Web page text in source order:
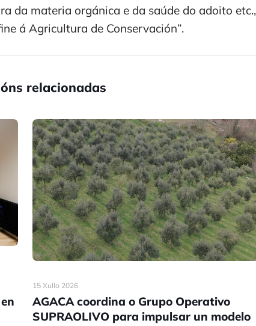
da materia orgánica e da saúde do adoito etc.,
á Agricultura de Conservación”.
relacionadas
15 Xullo 2026
AGACA coordina o Grupo Operativo
SUPRAOLIVO para impulsar un modelo